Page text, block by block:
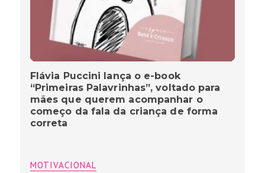
Flávia Puccini lança o e-book
“Primeiras Palavrinhas”, voltado para
mães que querem acompanhar o
começo da fala da criança de forma
correta
MOTIVACIONAL